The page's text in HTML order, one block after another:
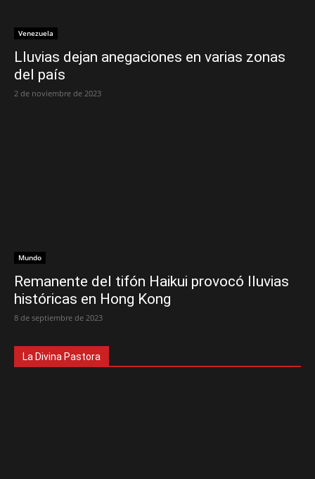
Venezuela
Lluvias dejan anegaciones en varias zonas
del país
2 de noviembre de 2023
Mundo
Remanente del tifón Haikui provocó lluvias
históricas en Hong Kong
8 de septiembre de 2023
La Divina Pastora